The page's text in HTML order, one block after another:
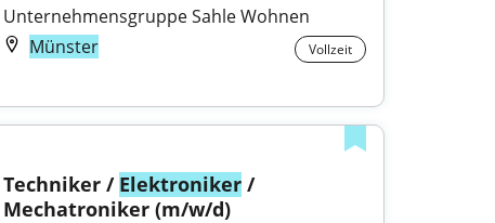
Unternehmensgruppe Sahle Wohnen
Münster
Vollzeit
Techniker / Elektroniker /
Mechatroniker (m/w/d)